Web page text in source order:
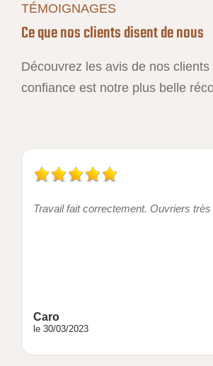
TÉMOIGNAGES
Ce que nos clients disent de nous
Découvrez les avis de nos
confiance est notre plus belle
Travail fait correctement. Ouvriers très
Caro
le 30/03/2023